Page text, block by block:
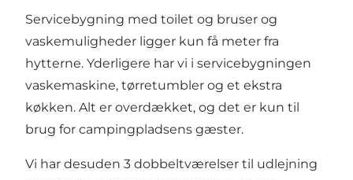
Servicebygning med toilet og bruser og
vaskemuligheder ligger kun få meter fra
hytterne. Yderligere har vi i servicebygningen
vaskemaskine, tørretumbler og et ekstra
køkken. Alt er overdækket, og det er kun til
brug for campingpladsens gæster.
Vi har desuden 3 dobbeltværelser til udlejning